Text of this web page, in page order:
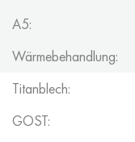
A5:
Wärmebehandlung:
Titanblech:
GOST: